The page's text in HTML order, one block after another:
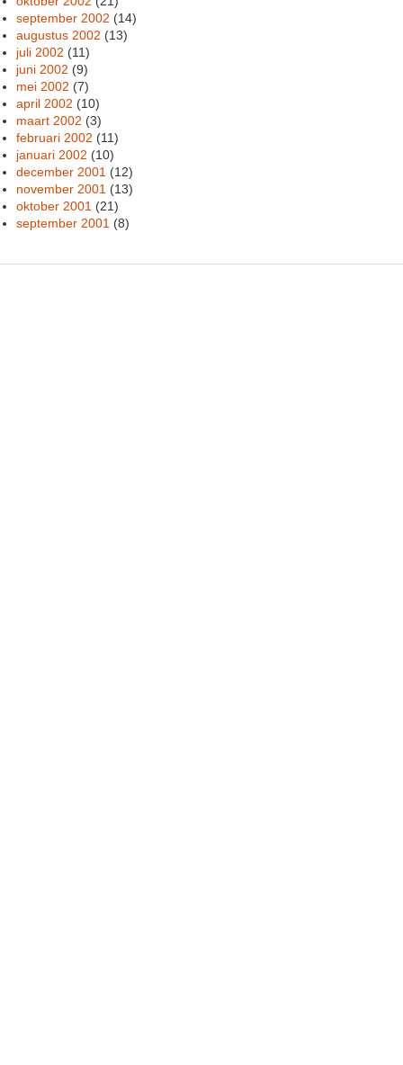
september 2002 (14)
augustus 2002 (13)
juli 2002 (11)
juni 2002 (9)
mei 2002 (7)
april 2002 (10)
maart 2002 (3)
februari 2002 (11)
januari 2002 (10)
december 2001 (12)
november 2001 (13)
oktober 2001 (21)
september 2001 (8)